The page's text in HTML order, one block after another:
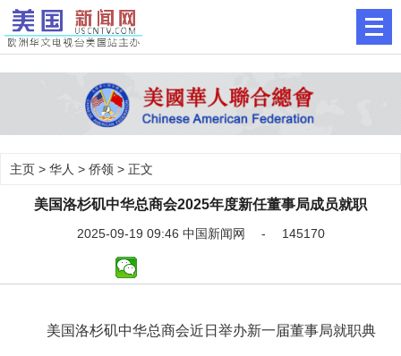
主页 > 华人 > 侨领 > 正文
美国洛杉矶中华总商会2025年度新任董事局成员就职
2025-09-19 09:46 中国新闻网 - 145170
美国洛杉矶中华总商会近日举办新一届董事局就职典